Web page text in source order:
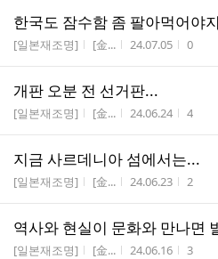
한국도 잠수함 좀 팔아먹어야
게시판명
[일본재조명] 작성자
[金... 작성시간
24.07.05 조회수
0
개판 오분 전 선거판...
게시판명
[일본재조명] 작성자
[金... 작성시간
24.06.24 조회수
4
지금 사르데니아 섬에서는...
게시판명
[일본재조명] 작성자
[金... 작성시간
24.06.23 조회수
2
역사와 현실이 문화와 만나면
게시판명
[일본재조명] 작성자
[金... 작성시간
24.06.16 조회수
3